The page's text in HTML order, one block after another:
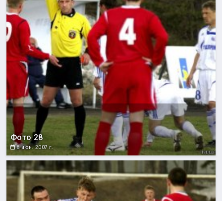
Фото 28
8 июн. 2007 г.